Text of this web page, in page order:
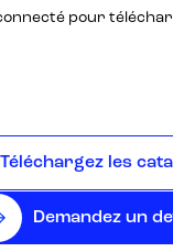
pour
Téléchargez les
Demandez un